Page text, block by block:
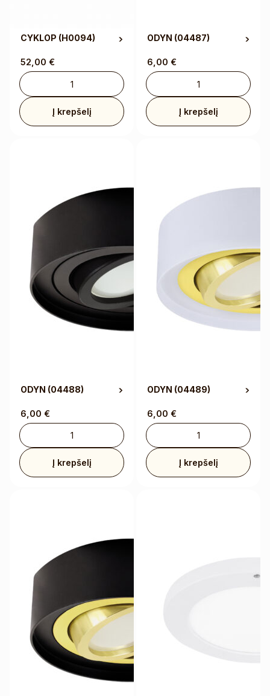
CYKLOP (H0094)
52,00 €
Į krepšelį
ODYN (04487)
6,00 €
Į krepšelį
ODYN (04488)
6,00 €
Į krepšelį
ODYN (04489)
6,00 €
Į krepšelį